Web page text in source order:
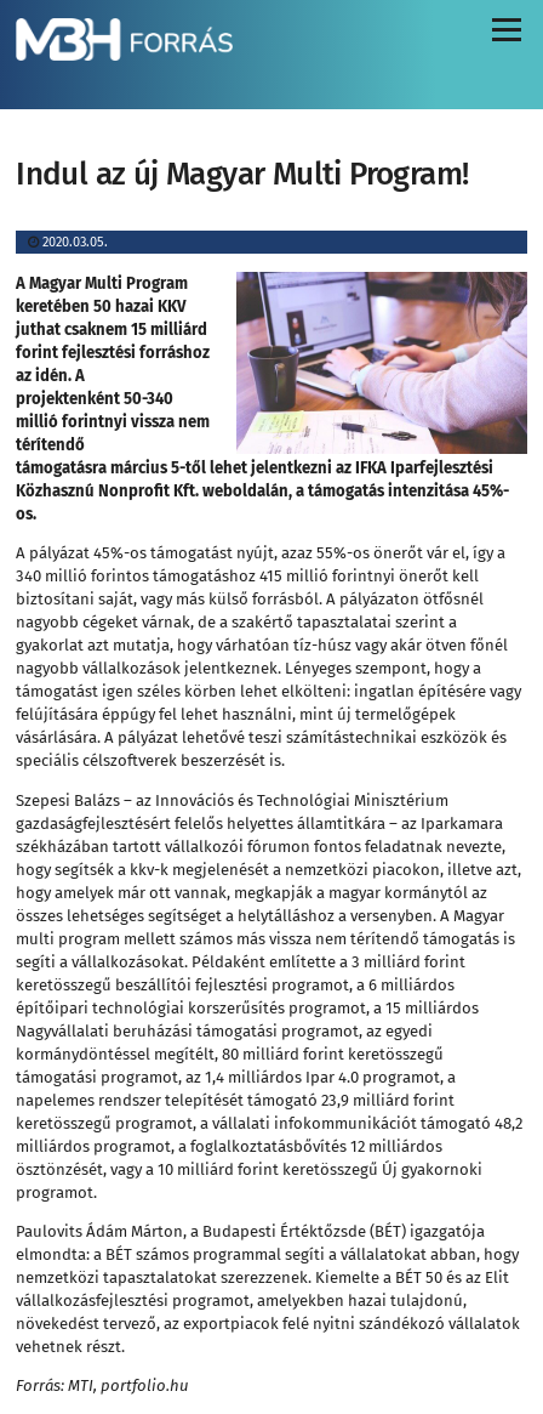
Menü
Indul az új Magyar Multi Program!
2020.03.05.
A Magyar Multi Program
keretében 50 hazai KKV
juthat csaknem 15 milliárd
forint fejlesztési forráshoz
az idén. A
projektenként 50-340
millió forintnyi vissza nem
térítendő
támogatásra március 5-től lehet jelentkezni az IFKA Iparfejlesztési
Közhasznú Nonprofit Kft. weboldalán, a támogatás intenzitása 45%-
os.
A pályázat 45%-os támogatást nyújt, azaz 55%-os önerőt vár el, így a
340 millió forintos támogatáshoz 415 millió forintnyi önerőt kell
biztosítani saját, vagy más külső forrásból. A pályázaton ötfősnél
nagyobb cégeket várnak, de a szakértő tapasztalatai szerint a
gyakorlat azt mutatja, hogy várhatóan tíz-húsz vagy akár ötven főnél
nagyobb vállalkozások jelentkeznek. Lényeges szempont, hogy a
támogatást igen széles körben lehet elkölteni: ingatlan építésére vagy
felújítására éppúgy fel lehet használni, mint új termelőgépek
vásárlására. A pályázat lehetővé teszi számítástechnikai eszközök és
speciális célszoftverek beszerzését is.
Szepesi Balázs – az Innovációs és Technológiai Minisztérium
gazdaságfejlesztésért felelős helyettes államtitkára – az Iparkamara
székházában tartott vállalkozói fórumon fontos feladatnak nevezte,
hogy segítsék a kkv-k megjelenését a nemzetközi piacokon, illetve azt,
hogy amelyek már ott vannak, megkapják a magyar kormánytól az
összes lehetséges segítséget a helytálláshoz a versenyben. A Magyar
multi program mellett számos más vissza nem térítendő támogatás is
segíti a vállalkozásokat. Példaként említette a 3 milliárd forint
keretösszegű beszállítói fejlesztési programot, a 6 milliárdos
építőipari technológiai korszerűsítés programot, a 15 milliárdos
Nagyvállalati beruházási támogatási programot, az egyedi
kormánydöntéssel megítélt, 80 milliárd forint keretösszegű
támogatási programot, az 1,4 milliárdos Ipar 4.0 programot, a
napelemes rendszer telepítését támogató 23,9 milliárd forint
keretösszegű programot, a vállalati infokommunikációt támogató 48,2
milliárdos programot, a foglalkoztatásbővítés 12 milliárdos
ösztönzését, vagy a 10 milliárd forint keretösszegű Új gyakornoki
programot.
Paulovits Ádám Márton, a Budapesti Értéktőzsde (BÉT) igazgatója
elmondta: a BÉT számos programmal segíti a vállalatokat abban, hogy
nemzetközi tapasztalatokat szerezzenek. Kiemelte a BÉT 50 és az Elit
vállalkozásfejlesztési programot, amelyekben hazai tulajdonú,
növekedést tervező, az exportpiacok felé nyitni szándékozó vállalatok
vehetnek részt.
Forrás: MTI, portfolio.hu